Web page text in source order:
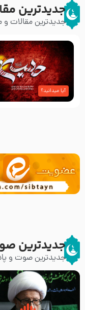
جدیدترین
جدیدترین مقالات
آیا میدانید؟
جدیدترین
جدیدترین صوت و